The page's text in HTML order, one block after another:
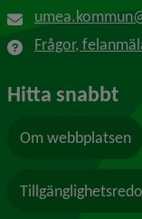
Frågor,
Hitta snabbt
Om webbplatsen